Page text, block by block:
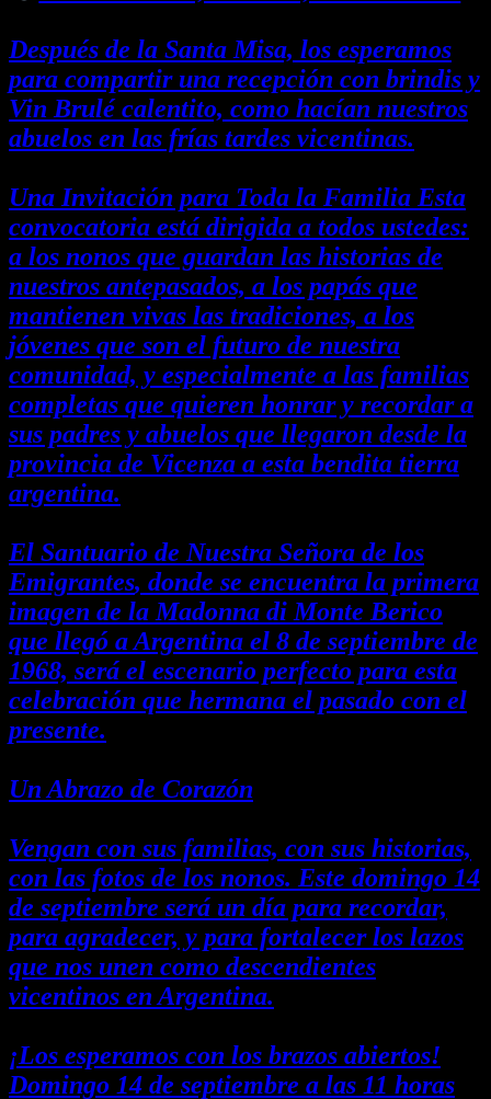
Después de la Santa Misa, los esperamos
para compartir una recepción con brindis y
Vin Brulé calentito, como hacían nuestros
abuelos en las frías tardes vicentinas.
Una Invitación para Toda la Familia Esta
convocatoria está dirigida a todos ustedes:
a los nonos que guardan las historias de
nuestros antepasados, a los papás que
mantienen vivas las tradiciones, a los
jóvenes que son el futuro de nuestra
comunidad, y especialmente a las familias
completas que quieren honrar y recordar a
sus padres y abuelos que llegaron desde la
provincia de Vicenza a esta bendita tierra
argentina.
El Santuario de Nuestra Señora de los
Emigrantes, donde se encuentra la primera
imagen de la Madonna di Monte Berico
que llegó a Argentina el 8 de septiembre de
1968, será el escenario perfecto para esta
celebración que hermana el pasado con el
presente.
Un Abrazo de Corazón
Vengan con sus familias, con sus historias,
con las fotos de los nonos. Este domingo 14
de septiembre será un día para recordar,
para agradecer, y para fortalecer los lazos
que nos unen como descendientes
vicentinos en Argentina.
¡Los esperamos con los brazos abiertos!
Domingo 14 de septiembre a las 11 horas